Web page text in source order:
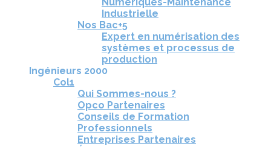
Industrielle
Nos Bac+5
Expert en numérisation des
systèmes et processus de
production
Ingénieurs 2000
Col1
Qui Sommes-nous ?
Opco Partenaires
Conseils de Formation
Professionnels
Entreprises Partenaires